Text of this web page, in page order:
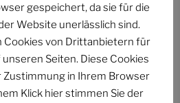
wissen im Zug der Causa
Der Neubeginn
QUADRUVIUM CLUB
gespeichert, da sie für die
Website unerlässlich sind.
Cookies von Drittanbietern für
Seiten. Diese Cookies
in Ihrem Browser
Klick hier stimmen Sie der